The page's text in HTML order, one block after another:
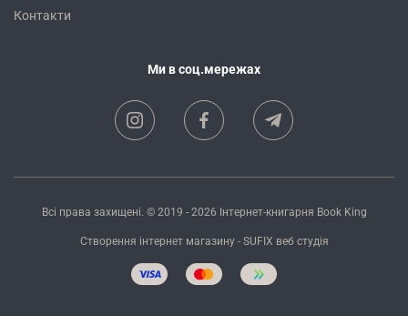
Контакти
Ми в соц.мережах
Всі права захищені. © 2019 - 2026 Інтернет-книгарня Book King
Створення інтернет магазину- SUFIX веб студія